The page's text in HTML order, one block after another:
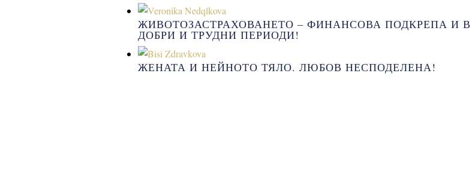
ЖИВОТОЗАСТРАХОВАНЕТО – ФИНАНСОВА ПОДКРЕПА И В
ДОБРИ И ТРУДНИ ПЕРИОДИ!
ЖЕНАТА И НЕЙНОТО ТЯЛО. ЛЮБОВ НЕСПОДЕЛЕНА!